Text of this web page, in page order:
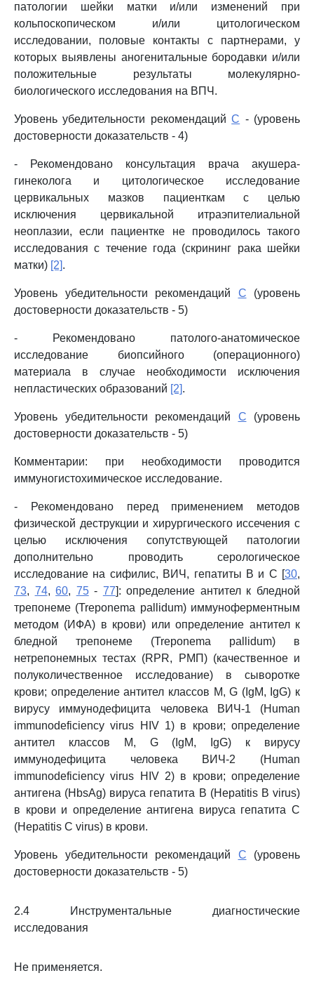
патологии шейки матки и/или изменений при
кольпоскопическом и/или цитологическом
исследовании, половые контакты с партнерами, у
которых выявлены аногенитальные бородавки и/или
положительные результаты молекулярно-
биологического исследования на ВПЧ.
Уровень убедительности рекомендацийC - (уровень
достоверности доказательств - 4)
- Рекомендовано консультация врача акушера-
гинеколога и цитологическое исследование
цервикальных мазков пациенткам с целью
исключения цервикальной итраэпителиальной
неоплазии, если пациентке не проводилось такого
исследования с течение года (скрининг рака шейки
матки) [2].
Уровень убедительности рекомендаций C (уровень
достоверности доказательств - 5)
- Рекомендовано патолого-анатомическое
исследование биопсийного (операционного)
материала в случае необходимости исключения
непластических образований [2].
Уровень убедительности рекомендаций C (уровень
достоверности доказательств - 5)
Комментарии: при необходимости проводится
иммуногистохимическое исследование.
- Рекомендовано перед применением методов
физической деструкции и хирургического иссечения с
целью исключения сопутствующей патологии
дополнительно проводить серологическое
исследование на сифилис, ВИЧ, гепатиты B и C [30,
73, 74,60, 75- 77]: определение антител к бледной
трепонеме (Treponema pallidum) иммуноферментным
методом (ИФА) в крови) или определение антител к
бледной трепонеме (Treponema pallidum) в
нетрепонемных тестах (RPR, РМП) (качественное и
полуколичественное исследование) в сыворотке
крови; определение антител классов M, G (IgM, IgG) к
вирусу иммунодефицита человека ВИЧ-1 (Human
immunodeficiency virus HIV 1) в крови; определение
антител классов M, G (IgM, IgG) к вирусу
иммунодефицита человека ВИЧ-2 (Human
immunodeficiency virus HIV 2) в крови; определение
антигена (HbsAg) вируса гепатита B (Hepatitis B virus)
в крови и определение антигена вируса гепатита C
(Hepatitis C virus) в крови.
Уровень убедительности рекомендаций C (уровень
достоверности доказательств - 5)
2.4 Инструментальные диагностические
исследования
Не применяется.